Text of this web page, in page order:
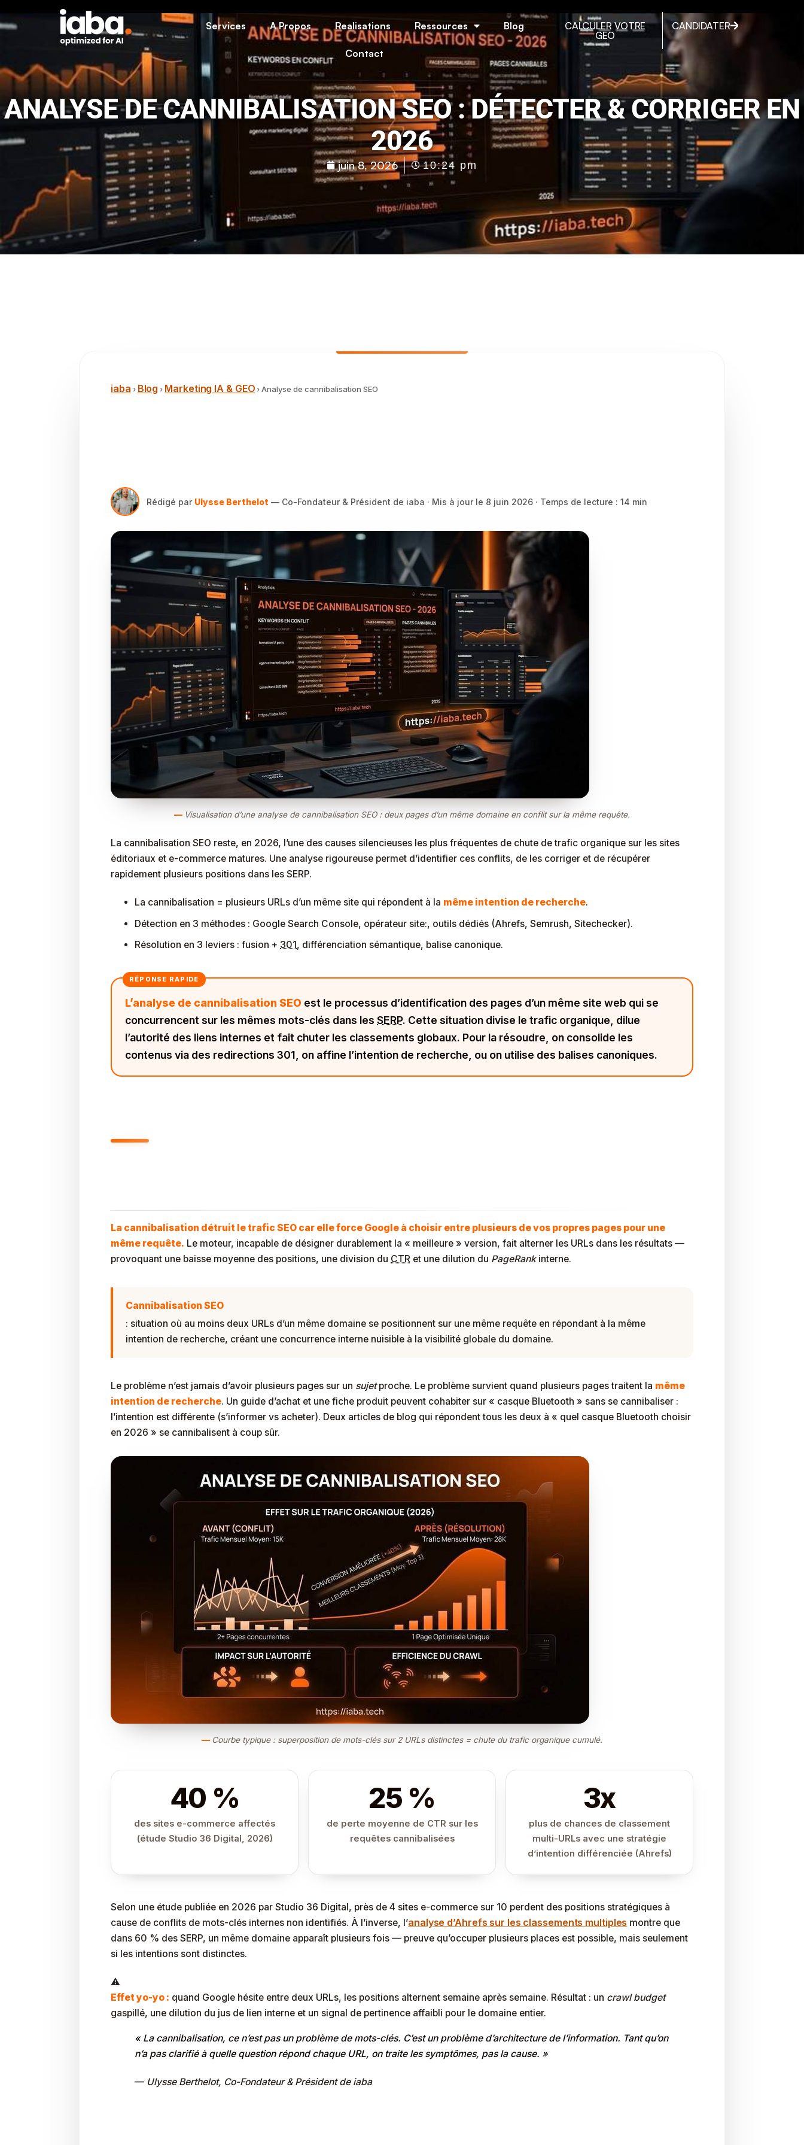
Services A Propos Realisations Ressources Blog
Contact
CALCULER VOTRE
GEO
CANDIDATER
ANALYSE DE CANNIBALISATION SEO : DÉTECTER & CORRIGER EN
2026
juin 8, 2026 10:24 pm
iaba › Blog › Marketing IA & GEO › Analyse de cannibalisation SEO
Rédigé par Ulysse Berthelot — Co-Fondateur & Président de iaba · Mis à jour le 8 juin 2026 · Temps de lecture : 14 min
Visualisation d’une analyse de cannibalisation SEO : deux pages d’un même domaine en conflit sur la même requête.
La cannibalisation SEO reste, en 2026, l’une des causes silencieuses les plus fréquentes de chute de trafic organique sur les sites
éditoriaux et e-commerce matures. Une analyse rigoureuse permet d’identifier ces conflits, de les corriger et de récupérer
rapidement plusieurs positions dans les SERP.
La cannibalisation = plusieurs URLs d’un même site qui répondent à la même intention de recherche.
Détection en 3 méthodes : Google Search Console, opérateur site:, outils dédiés (Ahrefs, Semrush, Sitechecker).
Résolution en 3 leviers : fusion + 301 , différenciation sémantique, balise canonique.
L’analyse de cannibalisation SEO est le processus d’identification des pages d’un même site web qui se
concurrencent sur les mêmes mots-clés dans lesSERP. Cette situation divise le trafic organique, dilue
l’autorité des liens internes et fait chuter les classements globaux. Pour la résoudre, on consolide les
contenus via des redirections 301, on affine l’intention de recherche, ou on utilise des balises canoniques.
La cannibalisation détruit le trafic SEO car elle force Google à choisir entre plusieurs de vos propres pages pour une
même requête. Le moteur, incapable de désigner durablement la « meilleure » version, fait alterner les URLs dans les résultats —
provoquant une baisse moyenne des positions, une division du CTR et une dilution du PageRankinterne.
Cannibalisation SEO
: situation où au moins deux URLs d’un même domaine se positionnent sur une même requête en répondant à la même
intention de recherche, créant une concurrence interne nuisible à la visibilité globale du domaine.
Le problème n’est jamais d’avoir plusieurs pages sur un sujetproche. Le problème survient quand plusieurs pages traitent la même
intention de recherche. Un guide d’achat et une fiche produit peuvent cohabiter sur « casque Bluetooth » sans se cannibaliser :
l’intention est différente (s’informer vs acheter). Deux articles de blog qui répondent tous les deux à « quel casque Bluetooth choisir
en 2026 » se cannibalisent à coup sûr.
Courbe typique : superposition de mots-clés sur 2 URLs distinctes = chute du trafic organique cumulé.
40 %
des sites e-commerce affectés
(étude Studio 36 Digital, 2026)
25 %
de perte moyenne de CTR sur les
requêtes cannibalisées
3x
plus de chances de classement
multi-URLs avec une stratégie
d’intention différenciée (Ahrefs)
Selon une étude publiée en 2026 par Studio 36 Digital, près de 4 sites e-commerce sur 10 perdent des positions stratégiques à
cause de conflits de mots-clés internes non identifiés. À l’inverse, l’analyse d’Ahrefs sur les classements multiples montre que
dans 60 % des SERP, un même domaine apparaît plusieurs fois — preuve qu’occuper plusieurs places est possible, mais seulement
si les intentions sont distinctes.
Effet yo-yo : quand Google hésite entre deux URLs, les positions alternent semaine après semaine. Résultat : un crawl budget
gaspillé, une dilution du jus de lien interne et un signal de pertinence affaibli pour le domaine entier.
« La cannibalisation, ce n’est pas un problème de mots-clés. C’est un problème d’architecture de l’information. Tant qu’on
n’a pas clarifié à quelle question répond chaque URL, on traite les symptômes, pas la cause. »
— Ulysse Berthelot, Co-Fondateur & Président de iaba